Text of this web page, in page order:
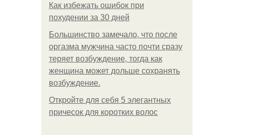
Как избежать ошибок при
похудении за 30 дней
Большинство замечало, что после
оргазма мужчина часто почти сразу
теряет возбуждение, тогда как
женщина может дольше сохранять
возбуждение.
Откройте для себя 5 элегантных
причесок для коротких волос